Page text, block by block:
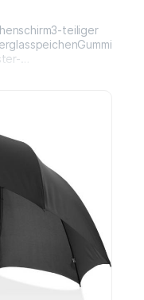
teiliger